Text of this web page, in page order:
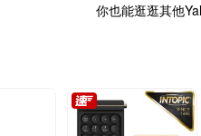
你也能逛逛其他